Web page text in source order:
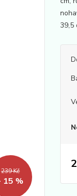
239 Kč
15 %
39,5